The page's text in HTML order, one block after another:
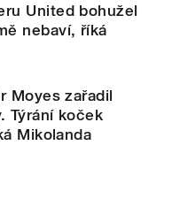
United bohužel
nebaví, říká
Moyes zařadil
Týrání koček
Mikolanda